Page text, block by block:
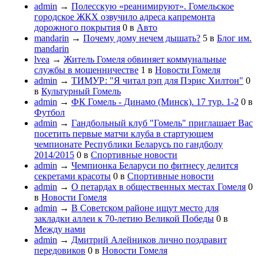
admin → Полесскую «реанимируют». Гомельское
городское ЖКХ озвучило адреса капремонта
дорожного покрытия 0 в Авто
mandarin → Почему дому нечем дышать? 5 в Блог им.
mandarin
lvea → Житель Гомеля обвиняет коммунальные
службы в мошенничестве 1 в Новости Гомеля
admin → ТИМУР: "Я читал рэп для Пэрис Хилтон" 0
в Культурный Гомель
admin → ФК Гомель - Динамо (Минск). 17 тур. 1-2 0 в
Футбол
admin → Гандбольный клуб "Гомель" приглашает Вас
посетить первые матчи клуба в стартующем
чемпионате Республики Беларусь по гандболу
2014/2015 0 в Спортивные новости
admin → Чемпионка Беларуси по фитнесу делится
секретами красоты 0 в Спортивные новости
admin → О петардах в общественных местах Гомеля 0
в Новости Гомеля
admin → В Советском районе ищут место для
закладки аллеи к 70-летию Великой Победы 0 в
Между нами
admin → Дмитрий Алейников лично поздравит
передовиков 0 в Новости Гомеля